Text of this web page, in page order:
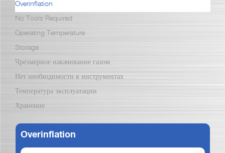
Overinflation
No Tools Required
Operating Temperature
Storage
Чрезмерное накачивание газом
Нет необходимости в инструментах
Температура эксплуатации
Хранение
Overinflation